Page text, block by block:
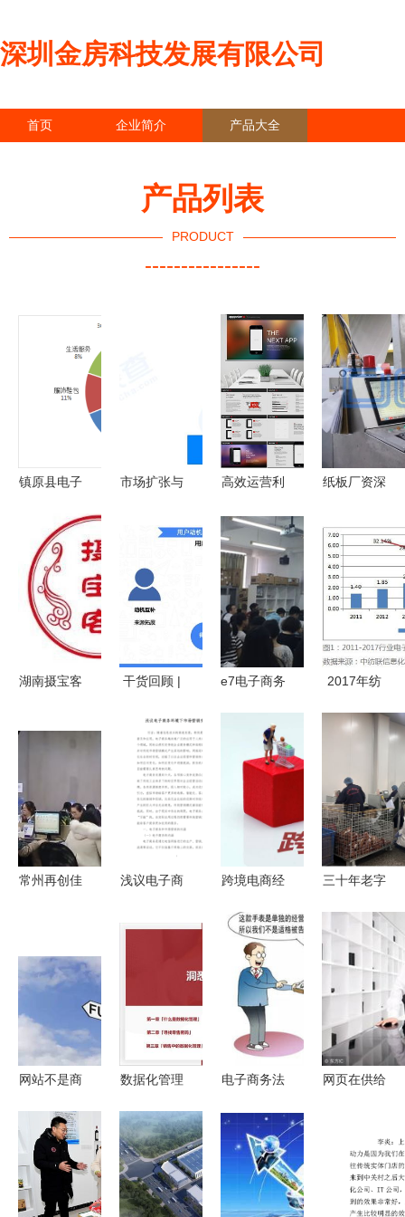
深圳金房科技发展有限公司
首页 企业简介 产品大全
产品列表
PRODUCT
----------------
镇原县电子
分析第12期
市场扩张与
天猫成立南
公司的产业
逻辑分析
高效运营利
商务模板套
件下载指南
（含
8.46MB电
商app应用
PPT模板）
纸板厂资深
弄明白这七
大改变，将
让生意更好
做
湖南摄宝客
营管理 解
干货回顾 |
商新增量
激烈竞争下
的破局之路
e7电子商务
举办电商经
验分享会，
思路
2017年纺
商务运行浅
常州再创佳
获评省级电
子商务示范
浅议电子商
场营销变化
跨境电商经
对策分析
三十年老字
商“卖”向全
球 从档口
到屏幕的品
牌复兴之路
网站不是商
厂需求的四
个维度和回
归原点
数据化管理
电子商务运
营的网页设
计之道
电子商务法
新法规如何
改变你我生
活与经营电
网页在供给
企业实施电
子商务的深